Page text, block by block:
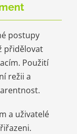
postupy
přidělovat
Použití
režii a
a uživatelé